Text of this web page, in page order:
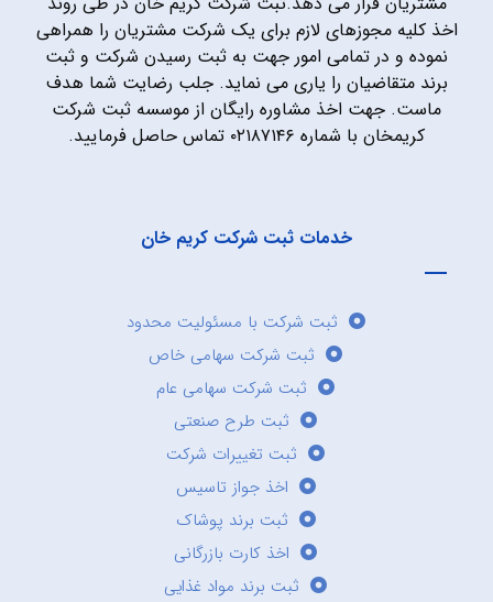
اخذ کلیه مجوزهای لازم برای یک شرکت مشتریان را همراهی
نموده و در تمامی امور جهت به ثبت رسیدن شرکت و ثبت
برند متقاضیان را یاری می نماید. جلب رضایت شما هدف
ماست. جهت اخذ مشاوره رایگان از موسسه ثبت شرکت
کریمخان با شماره ۰۲۱۸۷۱۴۶ تماس حاصل فرمایید.
خدمات ثبت شرکت کریم خان
ثبت شرکت با مسئولیت محدود
ثبت شرکت سهامی خاص
ثبت شرکت سهامی عام
ثبت طرح صنعتی
ثبت تغییرات شرکت
اخذ جواز تاسیس
ثبت برند پوشاک
اخذ کارت بازرگانی
ثبت برند مواد غذایی